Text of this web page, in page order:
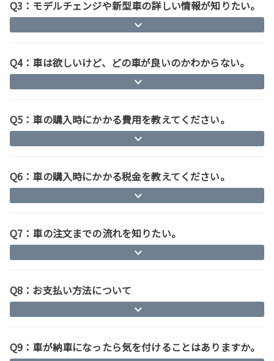
Q3：モデルチェンジや新型車の詳しい情報が知りたい。
Q4：車は欲しいけど、どの車が良いのかわからない。
Q5：車の購入時にかかる費用を教えてください。
Q6：車の購入時にかかる税金を教えてください。
Q7：車の注文までの流れを知りたい。
Q8：お支払い方法について
Q9：車が納車になったら気を付けることはありますか。